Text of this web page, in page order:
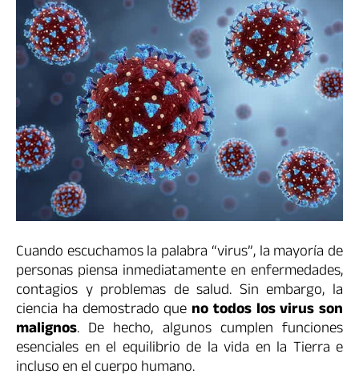
Cuando escuchamos la palabra “virus”, la mayoría de
personas piensa inmediatamente en enfermedades,
contagios y problemas de salud. Sin embargo, la
ciencia ha demostrado que no todos los virus son
malignos. De hecho, algunos cumplen funciones
esenciales en el equilibrio de la vida en la Tierra e
incluso en el cuerpo humano.